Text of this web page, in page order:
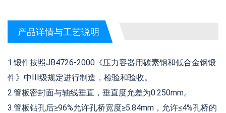
产品详情与工艺说明
1.锻件按照JB4726-2000《压力容器用碳素钢和低合金钢锻
件》中III级规定进行制造，检验和验收。
2.管板密封面与轴线垂直，垂直度允差为0.250mm。
3.管板钻孔后≥96%允许孔桥宽度≥5.84mm，允许≤4%孔桥的